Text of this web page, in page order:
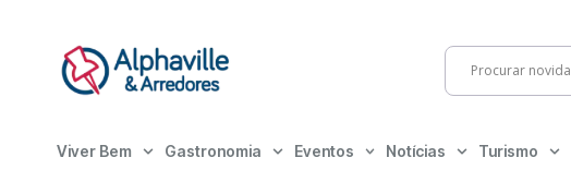
Viver Bem Gastronomia Eventos Notícias Turismo